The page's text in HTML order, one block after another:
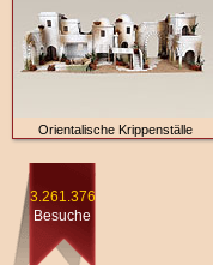
Orientalische Krippenställe
3.261.376
Besuche